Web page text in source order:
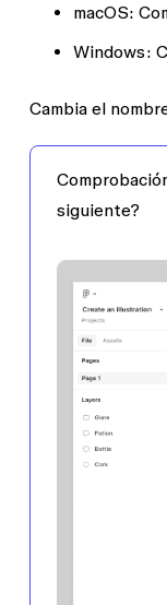
macOS:
Windows:
Cambia el
siguiente?